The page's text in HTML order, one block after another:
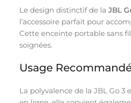
Le design distinctif de la JBL
l’accessoire parfait pour
Cette enceinte portable sans
soignées.
Usage
La polyvalence de la JBL Go